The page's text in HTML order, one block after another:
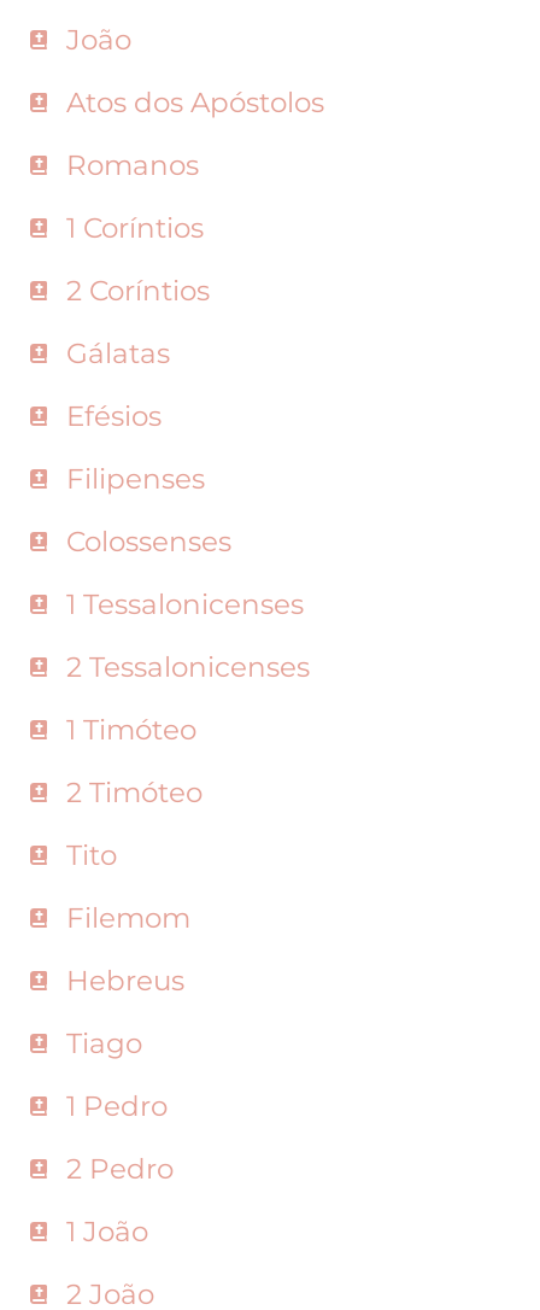
João
Atos dos Apóstolos
Romanos
1 Coríntios
2 Coríntios
Gálatas
Efésios
Filipenses
Colossenses
1 Tessalonicenses
2 Tessalonicenses
1 Timóteo
2 Timóteo
Tito
Filemom
Hebreus
Tiago
1 Pedro
2 Pedro
1 João
2 João